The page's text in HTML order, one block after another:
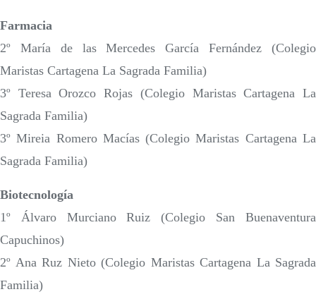
Farmacia
2º María de las Mercedes García Fernández (Colegio
Maristas Cartagena La Sagrada Familia)
3º Teresa Orozco Rojas (Colegio Maristas Cartagena La
Sagrada Familia)
3º Mireia Romero Macías (Colegio Maristas Cartagena La
Sagrada Familia)
Biotecnología
1º Álvaro Murciano Ruiz (Colegio San Buenaventura
Capuchinos)
2º Ana Ruz Nieto (Colegio Maristas Cartagena La Sagrada
Familia)